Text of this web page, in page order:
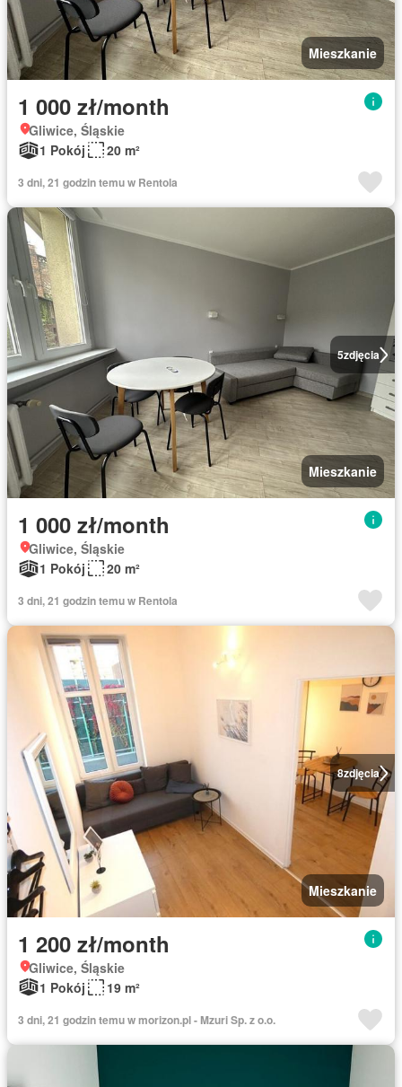
Mieszkanie
1 000 zł/month
Gliwice, Śląskie
1 Pokój
20 m²
3 dni, 21 godzin temu w Rentola
5zdjęcia
Mieszkanie
1 000 zł/month
Gliwice, Śląskie
1 Pokój
20 m²
3 dni, 21 godzin temu w Rentola
8zdjęcia
Mieszkanie
1 200 zł/month
Gliwice, Śląskie
1 Pokój
19 m²
3 dni, 21 godzin temu w morizon.pl - Mzuri Sp. z o.o.